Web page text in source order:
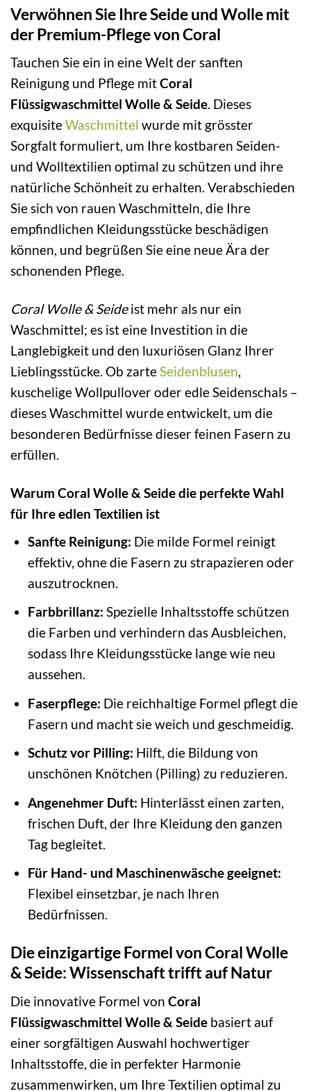
Verwöhnen Sie Ihre Seide und Wolle mit
der Premium-Pflege von Coral
Tauchen Sie ein in eine Welt der sanften
Reinigung und Pflege mitCoral
Flüssigwaschmittel Wolle & Seide. Dieses
exquisiteWaschmittel wurde mit grösster
Sorgfalt formuliert, um Ihre kostbaren Seiden-
und Wolltextilien optimal zu schützen und ihre
natürliche Schönheit zu erhalten. Verabschieden
Sie sich von rauen Waschmitteln, die Ihre
empfindlichen Kleidungsstücke beschädigen
können, und begrüßen Sie eine neue Ära der
schonenden Pflege.
Coral Wolle & Seideist mehr als nur ein
Waschmittel; es ist eine Investition in die
Langlebigkeit und den luxuriösen Glanz Ihrer
Lieblingsstücke. Ob zarteSeidenblusen,
kuschelige Wollpullover oder edle Seidenschals –
dieses Waschmittel wurde entwickelt, um die
besonderen Bedürfnisse dieser feinen Fasern zu
erfüllen.
Warum Coral Wolle & Seide die perfekte Wahl
für Ihre edlen Textilien ist
Sanfte Reinigung: Die milde Formel reinigt
effektiv, ohne die Fasern zu strapazieren oder
auszutrocknen.
Farbbrillanz: Spezielle Inhaltsstoffe schützen
die Farben und verhindern das Ausbleichen,
sodass Ihre Kleidungsstücke lange wie neu
aussehen.
Faserpflege: Die reichhaltige Formel pflegt die
Fasern und macht sie weich und geschmeidig.
Schutz vor Pilling: Hilft, die Bildung von
unschönen Knötchen (Pilling) zu reduzieren.
Angenehmer Duft: Hinterlässt einen zarten,
frischen Duft, der Ihre Kleidung den ganzen
Tag begleitet.
Für Hand- und Maschinenwäsche geeignet:
Flexibel einsetzbar, je nach Ihren
Bedürfnissen.
Die einzigartige Formel von Coral Wolle
& Seide: Wissenschaft trifft auf Natur
Die innovative Formel von Coral
Flüssigwaschmittel Wolle & Seide basiert auf
einer sorgfältigen Auswahl hochwertiger
Inhaltsstoffe, die in perfekter Harmonie
zusammenwirken, um Ihre Textilien optimal zu